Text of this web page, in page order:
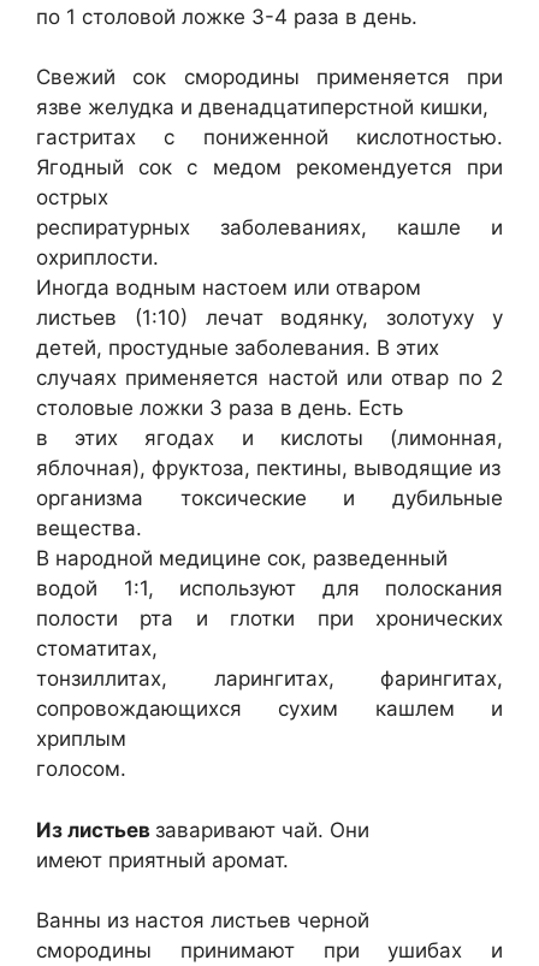
по 1 столовой ложке 3-4 раза в день.
Свежий сок смородины применяется при
язве желудка и двенадцатиперстной кишки,
гастритах с пониженной кислотностью.
Ягодный сок с медом рекомендуется при
острых
респиратурных заболеваниях, кашле и
охриплости.
Иногда водным настоем или отваром
листьев (1:10) лечат водянку, золотуху у
детей, простудные заболевания. В этих
случаях применяется настой или отвар по 2
столовые ложки 3 раза в день. Есть
в этих ягодах и кислоты (лимонная,
яблочная), фруктоза, пектины, выводящие из
организма токсические и дубильные
вещества.
В народной медицине сок, разведенный
водой 1:1, используют для полоскания
полости рта и глотки при хронических
стоматитах,
тонзиллитах, ларингитах, фарингитах,
сопровождающихся сухим кашлем и
хриплым
голосом.
Из листьев заваривают чай. Они
имеют приятный аромат.
Ванны из настоя листьев черной
смородины принимают при ушибах и